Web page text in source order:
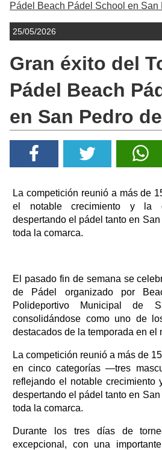
Pádel Beach Pádel School en San
25/05/2026
Gran éxito del
Pádel Beach
en San Pedro
La competición reunió a más de
el notable crecimiento y la
despertando el pádel tanto en
toda la comarca.
El pasado fin de semana se
de Pádel organizado por
Polideportivo Municipal de
consolidándose como uno de
destacados de la temporada en el
La competición reunió a más de
en cinco categorías —tres
reflejando el notable crecimiento
despertando el pádel tanto en
toda la comarca.
Durante los tres días de
excepcional, con una